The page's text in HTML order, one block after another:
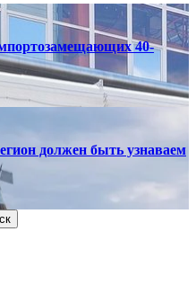
40-
должен быть узнаваем